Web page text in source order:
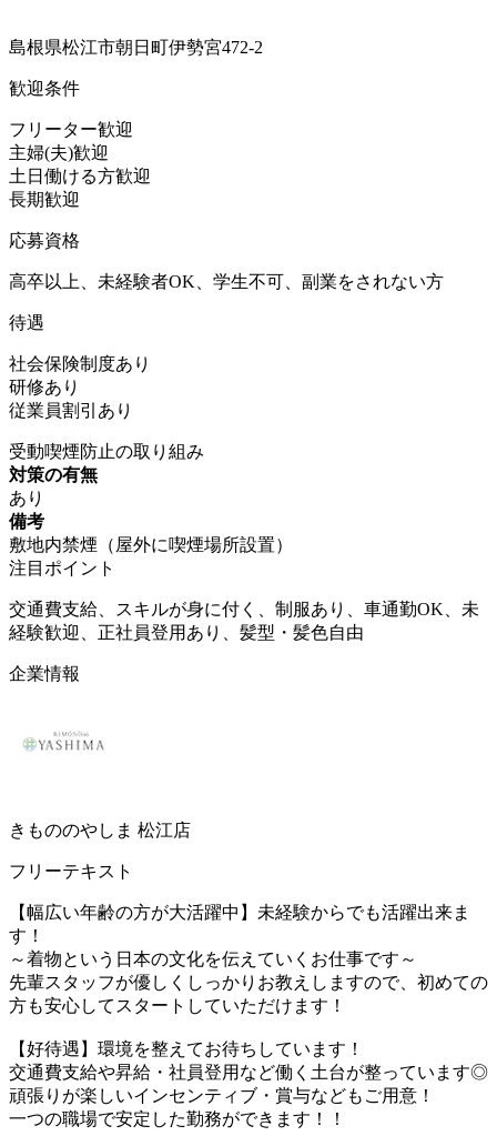
島根県松江市朝日町伊勢宮472-2
歓迎条件
フリーター歓迎
主婦(夫)歓迎
土日働ける方歓迎
長期歓迎
応募資格
高卒以上、未経験者OK、学生不可、副業をされない方
待遇
社会保険制度あり
研修あり
従業員割引あり
受動喫煙防止の取り組み
対策の有無
あり
備考
敷地内禁煙（屋外に喫煙場所設置）
注目ポイント
交通費支給、スキルが身に付く、制服あり、車通勤OK、未
経験歓迎、正社員登用あり、髪型・髪色自由
企業情報
きもののやしま 松江店
フリーテキスト
【幅広い年齢の方が大活躍中】未経験からでも活躍出来ま
す！
～着物という日本の文化を伝えていくお仕事です～
先輩スタッフが優しくしっかりお教えしますので、初めての
方も安心してスタートしていただけます！
【好待遇】環境を整えてお待ちしています！
交通費支給や昇給・社員登用など働く土台が整っています◎
頑張りが楽しいインセンティブ・賞与などもご用意！
一つの職場で安定した勤務ができます！！